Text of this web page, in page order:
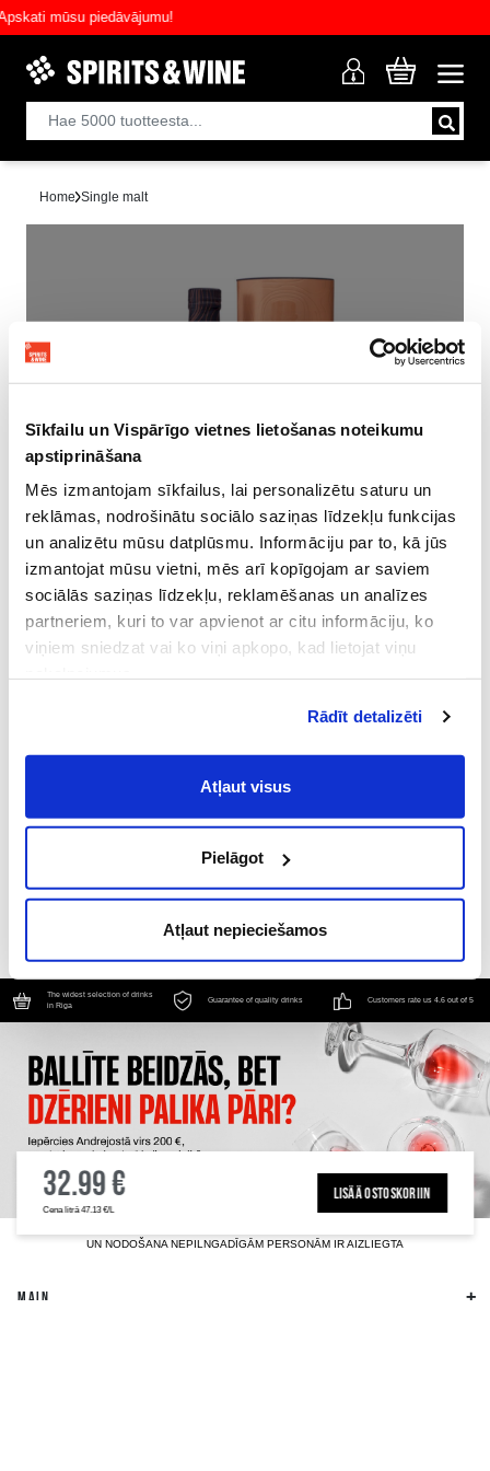
Sīkfailu un Vispārīgo vietnes lietošanas noteikumu
apstiprināšana
Mēs izmantojam sīkfailus, lai personalizētu saturu un
reklāmas, nodrošinātu sociālo saziņas līdzekļu funkcijas
un analizētu mūsu datplūsmu. Informāciju par to, kā jūs
izmantojat mūsu vietni, mēs arī kopīgojam ar saviem
sociālās saziņas līdzekļu, reklamēšanas un analīzes
partneriem, kuri to var apvienot ar citu informāciju, ko
viņiem sniedzat vai ko viņi apkopo, kad lietojat viņu
Vispārīgiem vietnes lietošanas
noteikumiem(saīsināti - VVLN).
Rādīt detalizēti
Atļaut visus
Pielāgot
Atļaut nepieciešamos
mūsu piedāvājumu!
Home Single malt
Single malt
JURA 10YO
32.99 €
Cena litrā 47.13 €/L
LISÄÄ OSTOSKORIIN
SAATAT MYÖS PITÄÄ
The widest selection of drinks
in Riga
Guarantee of quality drinks Customers rate us 4.6 out of 5
UN NODOŠANA NEPILNGADĪGĀM PERSONĀM IR AIZLIEGTA
MAIN